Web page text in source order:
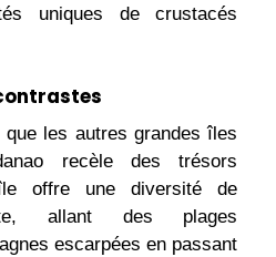
uniques de crustacés
les autres grandes îles
recèle des trésors
offre une diversité de
allant des plages
escarpées en passant